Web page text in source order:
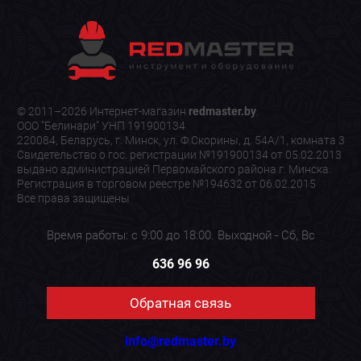
© 2011–2026 Интернет-магазин redmaster.by.
ООО "Белинари" УНП 191900134
220084, Беларусь, г. Минск, ул. Ф.Скорины, д. 54А/1, комната 3
Свидетельство о гос. регистрации №191900134 от 05.02.2013
выдано администрацией Первомайского района г. Минска.
Регистрация в торговом реестре №194632 от 06.02.2015
Все права защищены
Время работы: с 9:00 до 18:00. Выходной - Сб, Вс
636 96 96
Обратная связь
info@redmaster.by